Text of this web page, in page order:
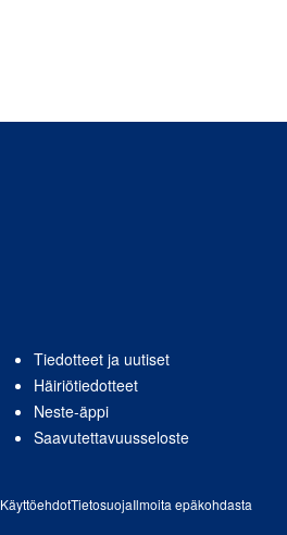
Tiedotteet ja uutiset
Häiriötiedotteet
Neste-äppi
Saavutettavuusseloste
KäyttöehdotTietosuojaIlmoita epäkohdasta